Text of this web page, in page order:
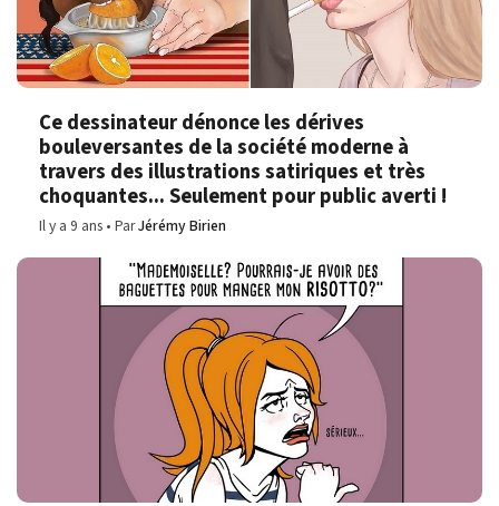
Ce dessinateur dénonce les dérives
bouleversantes de la société moderne à
travers des illustrations satiriques et très
choquantes... Seulement pour public averti !
Il y a 9 ans ParJérémy Birien